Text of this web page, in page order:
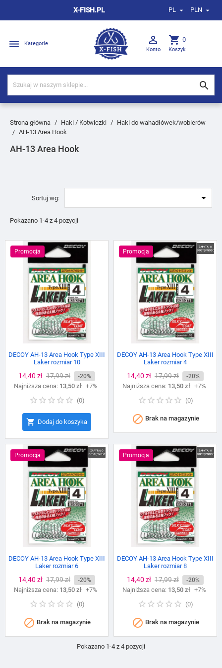
X-FISH.PL PL  PLN 
 Kategorie 
Konto
shopping_cart 0
Koszyk

Strona główna Haki / Kotwiczki
Haki do wahadłówek/woblerów
AH-13 Area Hook
AH-13 Area Hook
Sortuj wg: 
Pokazano 1-4 z 4 pozycji
Promocja
DECOY AH-13 Area Hook Type XIII
Laker rozmiar 10
Cena
14,40 zł Cena
podstawowa
17,99 zł -20%
Najniższa cena: 13,50 zł +7%
(0)
 Dodaj do koszyka
Promocja
DECOY AH-13 Area Hook Type XIII
Laker rozmiar 4
Cena
14,40 zł Cena
podstawowa
17,99 zł -20%
Najniższa cena: 13,50 zł +7%
(0)
 Brak na magazynie
Promocja
DECOY AH-13 Area Hook Type XIII
Laker rozmiar 6
Cena
14,40 zł Cena
podstawowa
17,99 zł -20%
Najniższa cena: 13,50 zł +7%
(0)
 Brak na magazynie
Promocja
DECOY AH-13 Area Hook Type XIII
Laker rozmiar 8
Cena
14,40 zł Cena
podstawowa
17,99 zł -20%
Najniższa cena: 13,50 zł +7%
(0)
 Brak na magazynie
Pokazano 1-4 z 4 pozycji